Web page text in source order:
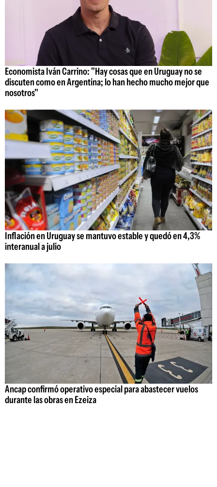
Economista Iván Carrino: "Hay cosas que en Uruguay no se
discuten como en Argentina; lo han hecho mucho mejor que
nosotros"
Inflación en Uruguay se mantuvo estable y quedó en 4,3%
interanual a julio
Ancap confirmó operativo especial para abastecer vuelos
durante las obras en Ezeiza